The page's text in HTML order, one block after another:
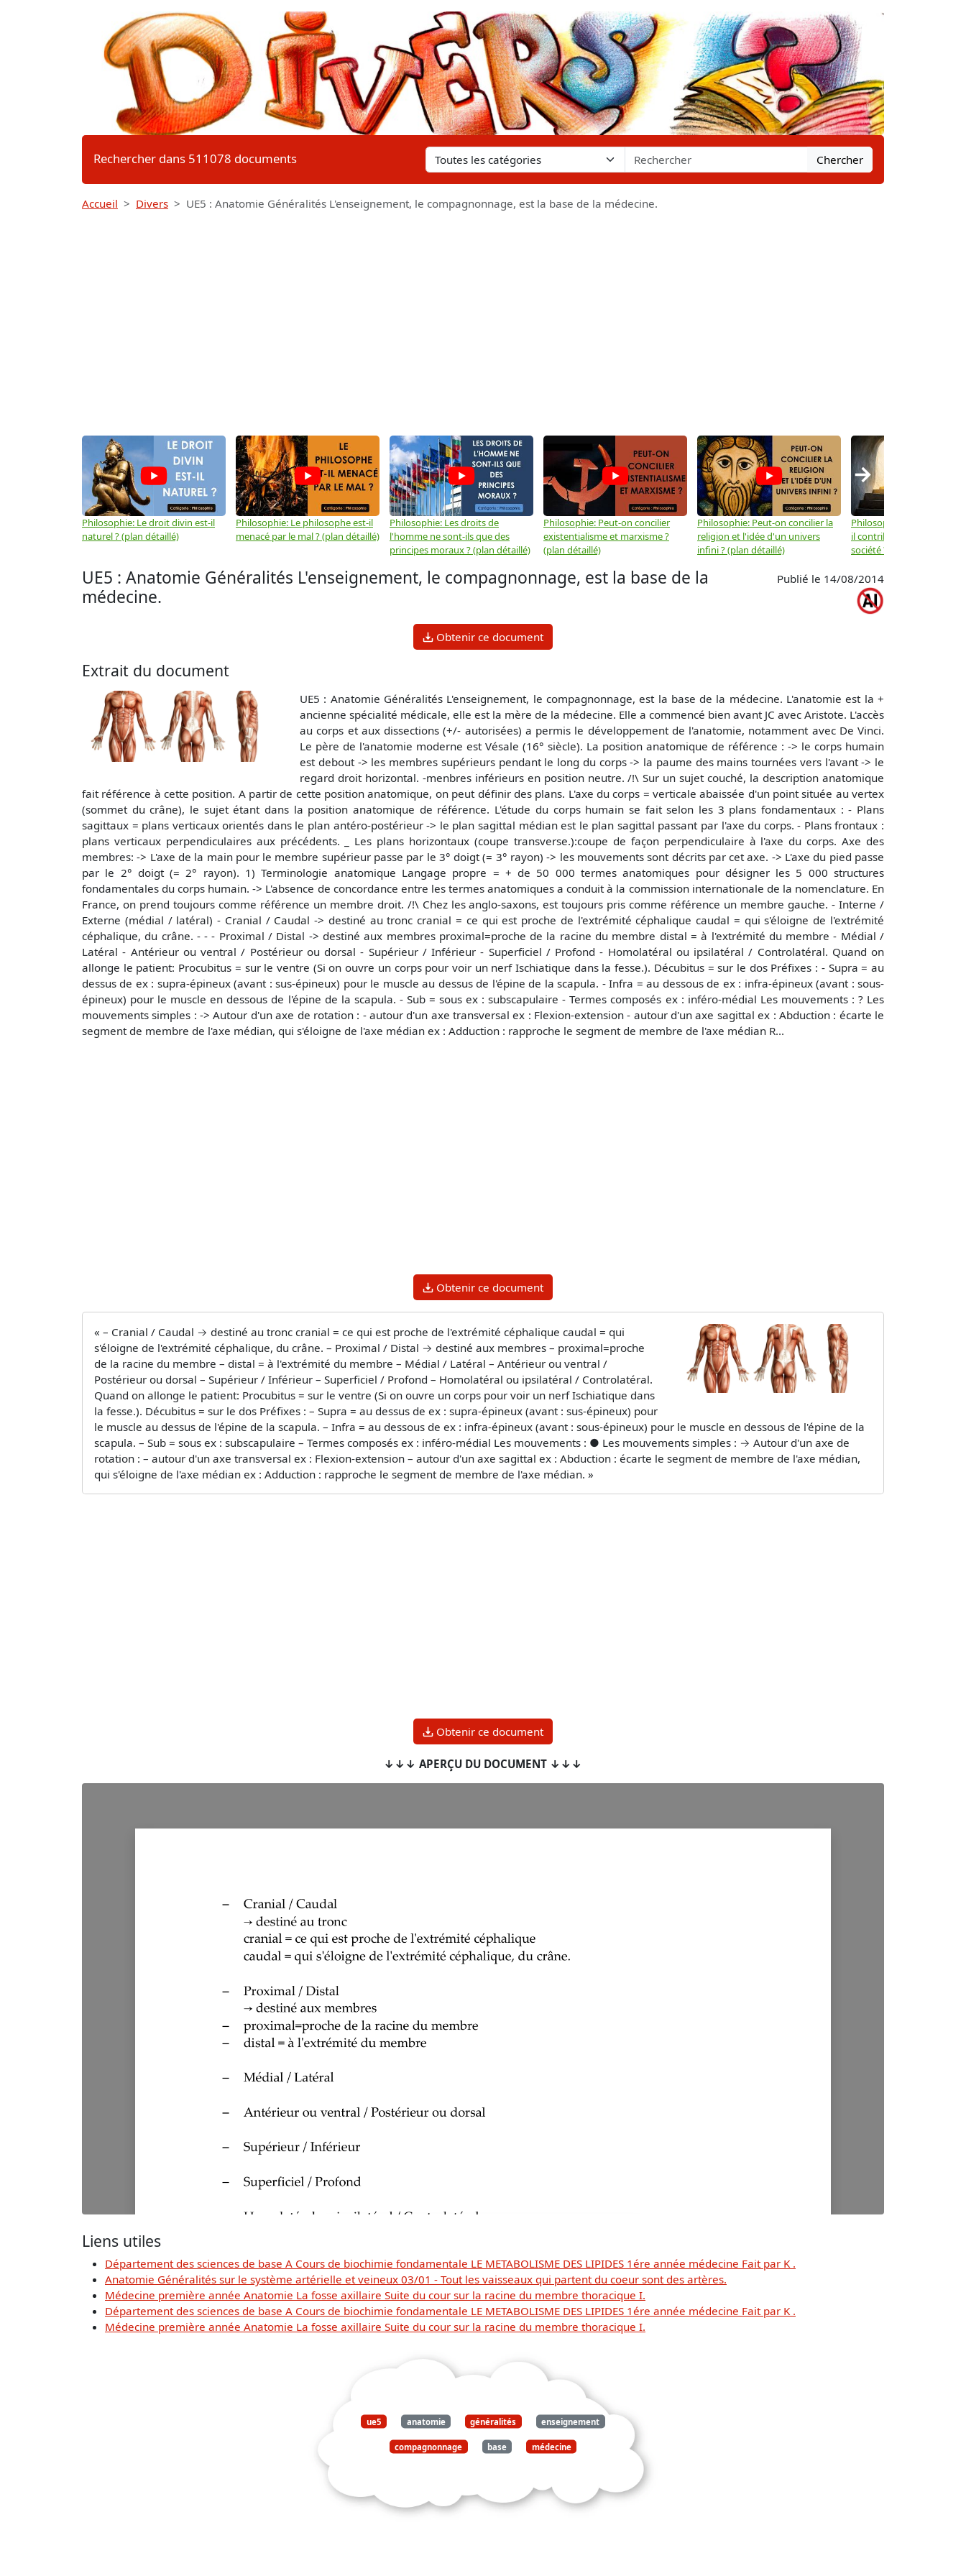
Rechercher dans 511078 documents Chercher
Accueil Divers UE5 : Anatomie Généralités L'enseignement, le compagnonnage, est la base de la médecine.
Philosophie: Le droit divin est-il
naturel ? (plan détaillé)
Philosophie: Le philosophe est-il
menacé par le mal ? (plan détaillé)
Philosophie: Les droits de
l'homme ne sont-ils que des
principes moraux ? (plan détaillé)
Philosophie: Peut-on concilier
existentialisme et marxisme ?
(plan détaillé)
Philosophie: Peut-on concilier la
religion et l'idée d'un univers
infini ? (plan détaillé)
Philosophie: Le
il contribuer au progrès de
société ? (plan détaillé)
→
UE5 : Anatomie Généralités L'enseignement, le compagnonnage, est la base de la
médecine.
Publié le 14/08/2014
Obtenir ce document
Extrait du document
UE5 : Anatomie Généralités L'enseignement, le compagnonnage, est la base de la médecine. L'anatomie est la +
ancienne spécialité médicale, elle est la mère de la médecine. Elle a commencé bien avant JC avec Aristote. L'accès
au corps et aux dissections (+/- autorisées) a permis le développement de l'anatomie, notamment avec De Vinci.
Le père de l'anatomie moderne est Vésale (16° siècle). La position anatomique de référence : -> le corps humain
est debout -> les membres supérieurs pendant le long du corps -> la paume des mains tournées vers l'avant -> le
regard droit horizontal. -menbres inférieurs en position neutre. /!\ Sur un sujet couché, la description anatomique
fait référence à cette position. A partir de cette position anatomique, on peut définir des plans. L'axe du corps = verticale abaissée d'un point située au vertex
(sommet du crâne), le sujet étant dans la position anatomique de référence. L'étude du corps humain se fait selon les 3 plans fondamentaux : - Plans
sagittaux = plans verticaux orientés dans le plan antéro-postérieur -> le plan sagittal médian est le plan sagittal passant par l'axe du corps. - Plans frontaux :
plans verticaux perpendiculaires aux précédents. _ Les plans horizontaux (coupe transverse.):coupe de façon perpendiculaire à l'axe du corps. Axe des
membres: -> L'axe de la main pour le membre supérieur passe par le 3° doigt (= 3° rayon) -> les mouvements sont décrits par cet axe. -> L'axe du pied passe
par le 2° doigt (= 2° rayon). 1) Terminologie anatomique Langage propre = + de 50 000 termes anatomiques pour désigner les 5 000 structures
fondamentales du corps humain. -> L'absence de concordance entre les termes anatomiques a conduit à la commission internationale de la nomenclature. En
France, on prend toujours comme référence un membre droit. /!\ Chez les anglo-saxons, est toujours pris comme référence un membre gauche. - Interne /
Externe (médial / latéral) - Cranial / Caudal -> destiné au tronc cranial = ce qui est proche de l'extrémité céphalique caudal = qui s'éloigne de l'extrémité
céphalique, du crâne. - - - Proximal / Distal -> destiné aux membres proximal=proche de la racine du membre distal = à l'extrémité du membre - Médial /
Latéral - Antérieur ou ventral / Postérieur ou dorsal - Supérieur / Inférieur - Superficiel / Profond - Homolatéral ou ipsilatéral / Controlatéral. Quand on
allonge le patient: Procubitus = sur le ventre (Si on ouvre un corps pour voir un nerf Ischiatique dans la fesse.). Décubitus = sur le dos Préfixes : - Supra = au
dessus de ex : supra-épineux (avant : sus-épineux) pour le muscle au dessus de l'épine de la scapula. - Infra = au dessous de ex : infra-épineux (avant : sous-
épineux) pour le muscle en dessous de l'épine de la scapula. - Sub = sous ex : subscapulaire - Termes composés ex : inféro-médial Les mouvements : ? Les
mouvements simples : -> Autour d'un axe de rotation : - autour d'un axe transversal ex : Flexion-extension - autour d'un axe sagittal ex : Abduction : écarte le
segment de membre de l'axe médian, qui s'éloigne de l'axe médian ex : Adduction : rapproche le segment de membre de l'axe médian R...
Obtenir ce document
« – Cranial / Caudal → destiné au tronc cranial = ce qui est proche de l'extrémité céphalique caudal = qui
s'éloigne de l'extrémité céphalique, du crâne. – Proximal / Distal → destiné aux membres – proximal=proche
de la racine du membre – distal = à l'extrémité du membre – Médial / Latéral – Antérieur ou ventral /
Postérieur ou dorsal – Supérieur / Inférieur – Superficiel / Profond – Homolatéral ou ipsilatéral / Controlatéral.
Quand on allonge le patient: Procubitus = sur le ventre (Si on ouvre un corps pour voir un nerf Ischiatique dans
la fesse.). Décubitus = sur le dos Préfixes : – Supra = au dessus de ex : supra-épineux (avant : sus-épineux) pour
le muscle au dessus de l'épine de la scapula. – Infra = au dessous de ex : infra-épineux (avant : sous-épineux) pour le muscle en dessous de l'épine de la
scapula. – Sub = sous ex : subscapulaire – Termes composés ex : inféro-médial Les mouvements : ● Les mouvements simples : → Autour d'un axe de
rotation : – autour d'un axe transversal ex : Flexion-extension – autour d'un axe sagittal ex : Abduction : écarte le segment de membre de l'axe médian,
qui s'éloigne de l'axe médian ex : Adduction : rapproche le segment de membre de l'axe médian. »
Obtenir ce document
↓↓↓ APERÇU DU DOCUMENT ↓↓↓
Télécharger
gratuitement ce
document
Liens utiles
Département des sciences de base A Cours de biochimie fondamentale LE METABOLISME DES LIPIDES 1ére année médecine Fait par K .
Anatomie Généralités sur le système artérielle et veineux 03/01 - Tout les vaisseaux qui partent du coeur sont des artères.
Médecine première année Anatomie La fosse axillaire Suite du cour sur la racine du membre thoracique I.
Département des sciences de base A Cours de biochimie fondamentale LE METABOLISME DES LIPIDES 1ére année médecine Fait par K .
Médecine première année Anatomie La fosse axillaire Suite du cour sur la racine du membre thoracique I.
ue5 anatomie généralités enseignement
compagnonnage base médecine